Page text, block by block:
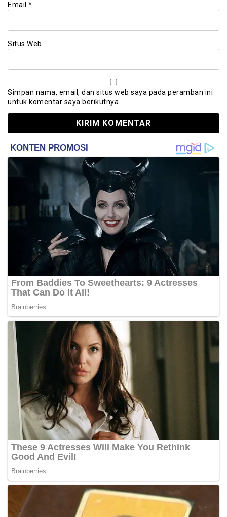
Email *
Situs Web
Simpan nama, email, dan situs web saya pada peramban ini
untuk komentar saya berikutnya.